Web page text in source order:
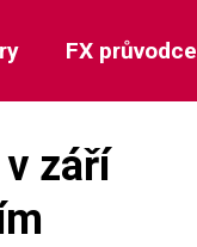
FX průvodce
září